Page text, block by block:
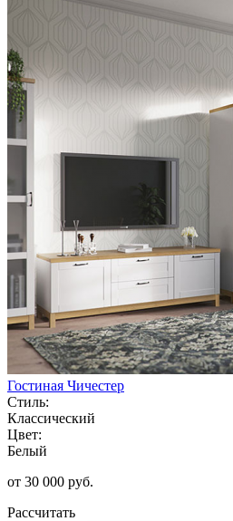
Гостиная Чичестер
Стиль:
Классический
Цвет:
Белый
от 30 000 руб.
Рассчитать